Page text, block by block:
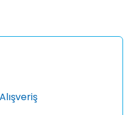
Yaz
pahalı.